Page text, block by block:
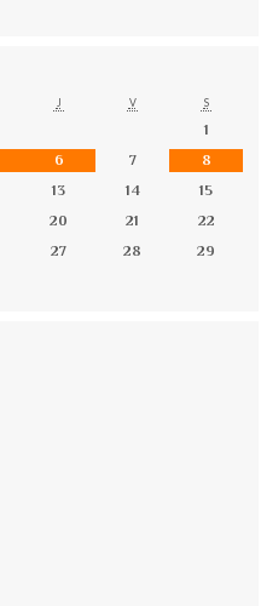
J V S
1
6 7
8
13 14
15
20 21
22
27 28
29